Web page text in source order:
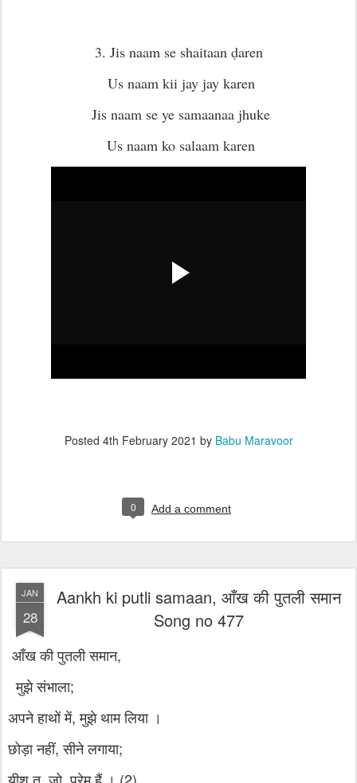
3. Jis naam se shaitaan ḍaren
Us naam kii jay jay karen
Jis naam se ye samaanaa jhuke
Us naam ko salaam karen
Posted 4th February 2021 by Babu Maravoor
0 Add a comment
JAN
28
Aankh ki putli samaan, आँख की पुतली समान
Song no 477
आँख की पुतली समान,
मुझे संभाला;
अपने हाथों में, मुझे थाम लिया ।
छोड़ा नहीं, सीने लगाया;